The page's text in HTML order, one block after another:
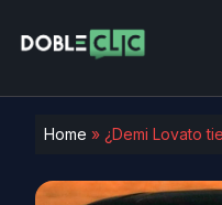
Home » ¿Demi Lovato